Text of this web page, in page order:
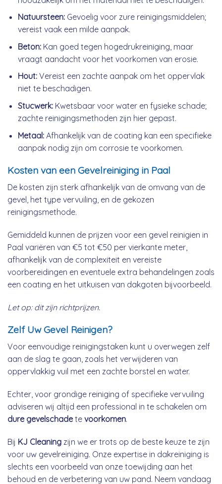
Natuursteen:Gevoelig voor zure reinigingsmiddelen;
vereist vaak een milde aanpak.
Beton:Kan goed tegen hogedrukreiniging, maar
vraagt aandacht voor het voorkomen van erosie.
Hout:Vereist een zachte aanpak om het oppervlak
niet te beschadigen.
Stucwerk:Kwetsbaar voor water en fysieke schade;
zachte reinigingsmethoden zijn hier gepast.
Metaal:Afhankelijk van de coating kan een specifieke
aanpak nodig zijn om corrosie te voorkomen.
Kosten van een Gevelreiniging in Paal
De kosten zijn sterk afhankelijk van de omvang van de
gevel, het type vervuiling, en de gekozen
reinigingsmethode.
Gemiddeld kunnen de prijzen voor een gevel reinigien in
Paal variëren van €5 tot €50 per vierkante meter,
afhankelijk van de complexiteit en vereiste
voorbereidingen en eventuele extra behandelingen zoals
een coating en het uitkuisen van dakgoten bijvoorbeeld.
Let op: dit zijn richtprijzen.
Zelf Uw Gevel Reinigen?
Voor eenvoudige reinigingstaken kunt u overwegen zelf
aan de slag te gaan, zoals het verwijderen van
oppervlakkig vuil met een zachte borstel en water.
Echter, voor grondige reiniging of specifieke vervuiling
adviseren wij altijd een professional in te schakelen om
dure gevelschadete voorkomen.
Bij KJ Cleaning zijn we er trots op de beste keuze te zijn
voor uw gevelreiniging. Onze expertise in dakreiniging is
slechts een voorbeeld van onze toewijding aan het
behoud en de verbetering van uw pand. Neem vandaag